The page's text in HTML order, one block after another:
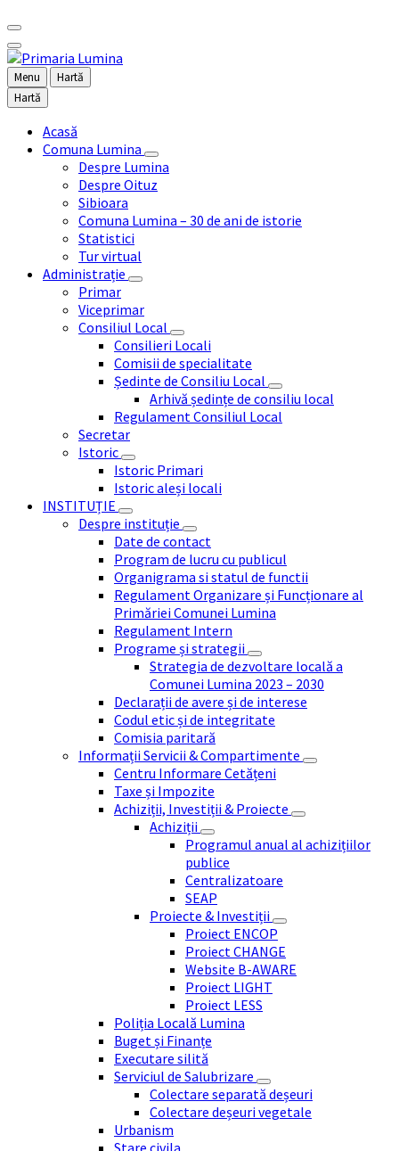
Menu
Hartă
Hartă
Acasă
Comuna Lumina
Despre Lumina
Despre Oituz
Sibioara
Comuna Lumina – 30 de ani de istorie
Statistici
Tur virtual
Administrație
Primar
Viceprimar
Consiliul Local
Consilieri Locali
Comisii de specialitate
Ședinte de Consiliu Local
Arhivă ședințe de consiliu local
Regulament Consiliul Local
Secretar
Istoric
Istoric Primari
Istoric aleși locali
INSTITUȚIE
Despre instituție
Date de contact
Program de lucru cu publicul
Organigrama si statul de functii
Regulament Organizare și Funcționare al
Primăriei Comunei Lumina
Regulament Intern
Programe și strategii
Strategia de dezvoltare locală a
Comunei Lumina 2023 – 2030
Declarații de avere și de interese
Codul etic și de integritate
Comisia paritară
Informații Servicii & Compartimente
Centru Informare Cetățeni
Taxe și Impozite
Achiziții, Investiții & Proiecte
Achiziții
Programul anual al achizițiilor
publice
Centralizatoare
SEAP
Proiecte & Investiții
Proiect ENCOP
Proiect CHANGE
Website B-AWARE
Proiect LIGHT
Proiect LESS
Poliția Locală Lumina
Buget și Finanțe
Executare silită
Serviciul de Salubrizare
Colectare separată deșeuri
Colectare deșeuri vegetale
Urbanism
Stare civila